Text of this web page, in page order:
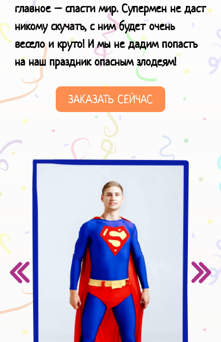
главное – спасти мир. Супермен не даст
никому скучать, с ним будет очень
весело и круто!И мы не дадим попасть
на наш праздник опасным злодеям!
ЗАКАЗАТЬ СЕЙЧАС